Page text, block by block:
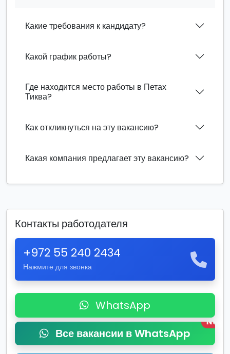
Какие требования к кандидату?
Какой график работы?
Где находится место работы в Петах
Тиква?
Как откликнуться на эту вакансию?
Какая компания предлагает эту вакансию?
Контакты работодателя
+972 55 240 2434
Нажмите для звонка
WhatsApp
Все вакансии в WhatsApp
New